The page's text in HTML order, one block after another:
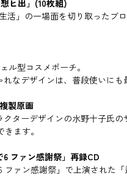
ヒ出」(10枚組)
活」の一場面を切り取ったブロ
ル型コスメポーチ。
なデザインは、普段使いにも
製原画
ターデザインの水野十子氏の
ます。
ファン感謝祭」再録CD
ファン感謝祭」で上演された